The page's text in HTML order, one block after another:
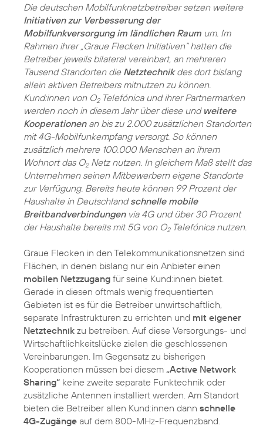
Die deutschen Mobilfunknetzbetreiber setzen weitere
Initiativen zur Verbesserung der
Mobilfunkversorgung im ländlichen Raum um. Im
Rahmen ihrer „Graue Flecken Initiativen“ hatten die
Betreiber jeweils bilateral vereinbart, an mehreren
Tausend Standorten die Netztechnikdes dort bislang
allein aktiven Betreibers mitnutzen zu können.
Kund:innen von O2Telefónica und ihrer Partnermarken
werden noch in diesem Jahr über diese und weitere
Kooperationenan bis zu 2.000 zusätzlichen Standorten
mit 4G-Mobilfunkempfang versorgt. So können
zusätzlich mehrere 100.000 Menschen an ihrem
Wohnort das O2Netz nutzen. In gleichem Maß stellt das
Unternehmen seinen Mitbewerbern eigene Standorte
zur Verfügung. Bereits heute können 99 Prozent der
Haushalte in Deutschlandschnelle mobile
Breitbandverbindungenvia 4G und über 30 Prozent
der Haushalte bereits mit 5G von O2Telefónica nutzen.
Graue Flecken in den Telekommunikationsnetzen sind
Flächen, in denen bislang nur ein Anbieter einen
mobilen Netzzugang für seine Kund:innen bietet.
Gerade in diesen oftmals wenig frequentierten
Gebieten ist es für die Betreiber unwirtschaftlich,
separate Infrastrukturen zu errichten und mit eigener
Netztechnik zu betreiben. Auf diese Versorgungs- und
Wirtschaftlichkeitslücke zielen die geschlossenen
Vereinbarungen. Im Gegensatz zu bisherigen
Kooperationen müssen bei diesem „Active Network
Sharing“ keine zweite separate Funktechnik oder
zusätzliche Antennen installiert werden. Am Standort
bieten die Betreiber allen Kund:innen dann schnelle
4G-Zugänge auf dem 800-MHz-Frequenzband.